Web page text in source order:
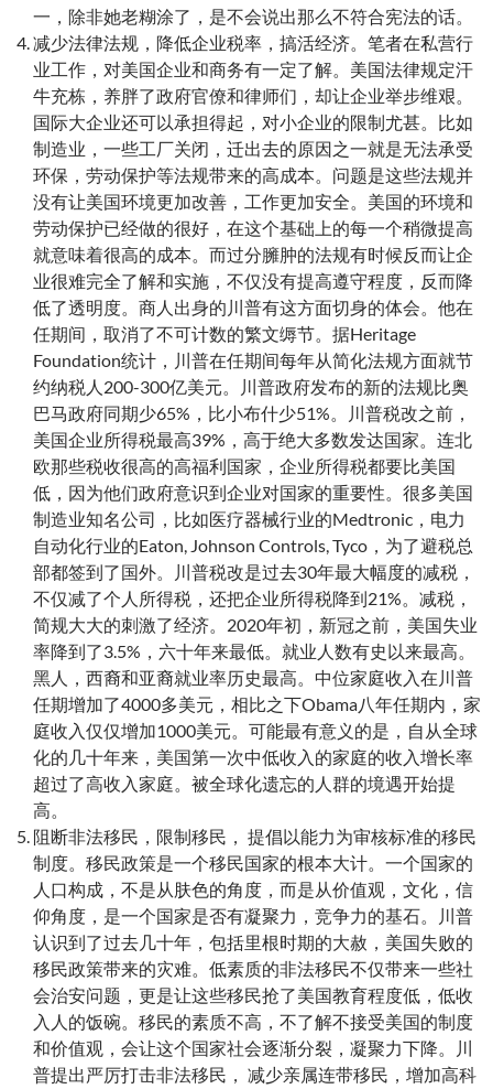
一，除非她老糊涂了，是不会说出那么不符合宪法的话。
减少法律法规，降低企业税率，搞活经济。笔者在私营行
业工作，对美国企业和商务有一定了解。美国法律规定汗
牛充栋，养胖了政府官僚和律师们，却让企业举步维艰。
国际大企业还可以承担得起，对小企业的限制尤甚。比如
制造业，一些工厂关闭，迁出去的原因之一就是无法承受
环保，劳动保护等法规带来的高成本。问题是这些法规并
没有让美国环境更加改善，工作更加安全。美国的环境和
劳动保护已经做的很好，在这个基础上的每一个稍微提高
就意味着很高的成本。而过分臃肿的法规有时候反而让企
业很难完全了解和实施，不仅没有提高遵守程度，反而降
低了透明度。商人出身的川普有这方面切身的体会。他在
任期间，取消了不可计数的繁文缛节。据Heritage
Foundation统计，川普在任期间每年从简化法规方面就节
约纳税人200-300亿美元。川普政府发布的新的法规比奥
巴马政府同期少65%，比小布什少51%。川普税改之前，
美国企业所得税最高39%，高于绝大多数发达国家。连北
欧那些税收很高的高福利国家，企业所得税都要比美国
低，因为他们政府意识到企业对国家的重要性。很多美国
制造业知名公司，比如医疗器械行业的Medtronic，电力
自动化行业的Eaton, Johnson Controls, Tyco，为了避税总
部都签到了国外。川普税改是过去30年最大幅度的减税，
不仅减了个人所得税，还把企业所得税降到21%。减税，
简规大大的刺激了经济。2020年初，新冠之前，美国失业
率降到了3.5%，六十年来最低。就业人数有史以来最高。
黑人，西裔和亚裔就业率历史最高。中位家庭收入在川普
任期增加了4000多美元，相比之下Obama八年任期内，家
庭收入仅仅增加1000美元。可能最有意义的是，自从全球
化的几十年来，美国第一次中低收入的家庭的收入增长率
超过了高收入家庭。被全球化遗忘的人群的境遇开始提
高。
阻断非法移民，限制移民， 提倡以能力为审核标准的移民
制度。移民政策是一个移民国家的根本大计。一个国家的
人口构成，不是从肤色的角度，而是从价值观，文化，信
仰角度，是一个国家是否有凝聚力，竞争力的基石。川普
认识到了过去几十年，包括里根时期的大赦，美国失败的
移民政策带来的灾难。低素质的非法移民不仅带来一些社
会治安问题，更是让这些移民抢了美国教育程度低，低收
入人的饭碗。移民的素质不高，不了解不接受美国的制度
和价值观，会让这个国家社会逐渐分裂，凝聚力下降。川
普提出严厉打击非法移民， 减少亲属连带移民，增加高科